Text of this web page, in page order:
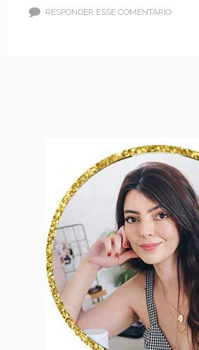
RESPONDER ESSE COMENTÁRIO